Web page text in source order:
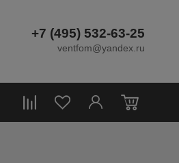
+7 (495) 532-63-25
ventfom@yandex.ru
0